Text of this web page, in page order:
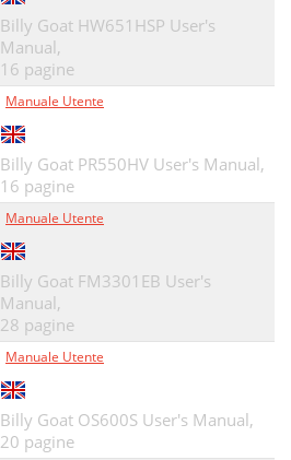
Billy Goat HW651HSP User's
Manual,
16 pagine
Manuale Utente
Billy Goat PR550HV User's Manual,
16 pagine
Manuale Utente
Billy Goat FM3301EB User's
Manual,
28 pagine
Manuale Utente
Billy Goat OS600S User's Manual,
20 pagine